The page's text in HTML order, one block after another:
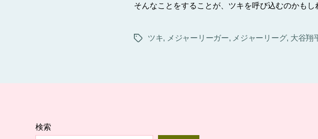
そんなことをすることが、ツキを呼び込むのかもし
タ
ツキ, メジャーリーガー, メジャーリーグ, 大谷翔
検索